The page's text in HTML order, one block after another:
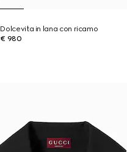
Dolcevita in lana con ricamo
€ 980